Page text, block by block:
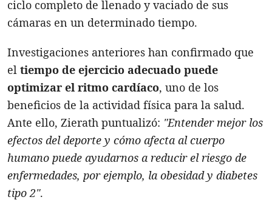
ciclo completo de llenado y vaciado de sus
cámaras en un determinado tiempo.
Investigaciones anteriores han confirmado que
el tiempo de ejercicio adecuado puede
optimizar el ritmo cardíaco, uno de los
beneficios de la actividad física para la salud.
Ante ello, Zierath puntualizó: "Entender mejor los
efectos del deporte y cómo afecta al cuerpo
humano puede ayudarnos a reducir el riesgo de
enfermedades, por ejemplo, la obesidad y diabetes
tipo 2".